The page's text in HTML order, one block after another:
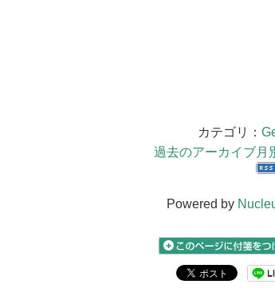
カテゴリ：
過去のアーカイブ月
Powered by